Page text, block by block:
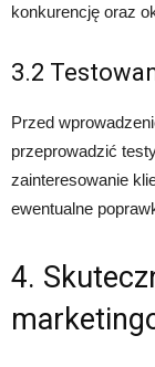
konkurencję oraz
3.2
Przed
przeprowadzić
zainteresowanie
ewentualne
4.